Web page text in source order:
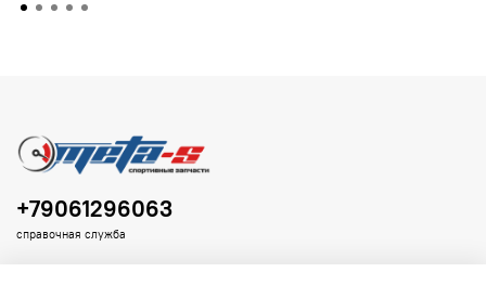
+79061296063
справочная служба